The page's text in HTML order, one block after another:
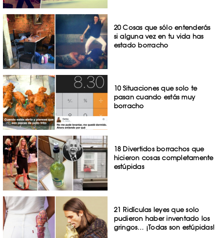
20 Cosas que sólo entenderás
si alguna vez en tu vida has
estado borracho
10 Situaciones que solo te
pasan cuando estás muy
borracho
18 Divertidos borrachos que
hicieron cosas completamente
estúpidas
21 Ridículas leyes que solo
pudieron haber inventado los
gringos… ¡Todas son estúpidas!